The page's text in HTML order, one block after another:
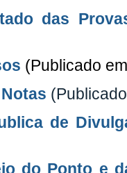
das
(Publicado
de
do Ponto e